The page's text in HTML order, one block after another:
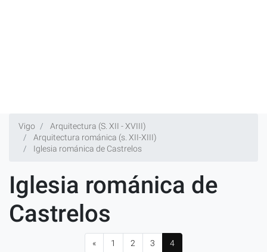
Vigo
Arquitectura (S. XII - XVIII)
Arquitectura románica (s. XII-XIII)
Iglesia románica de Castrelos
Iglesia románica de
Castrelos
« 1 2 3 4